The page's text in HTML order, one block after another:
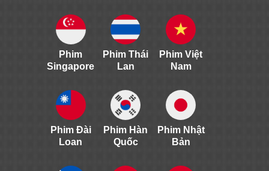
Phim
Singapore
Phim Thái
Lan
Phim Việt
Nam
Phim Đài
Loan
Phim Hàn
Quốc
Phim Nhật
Bản